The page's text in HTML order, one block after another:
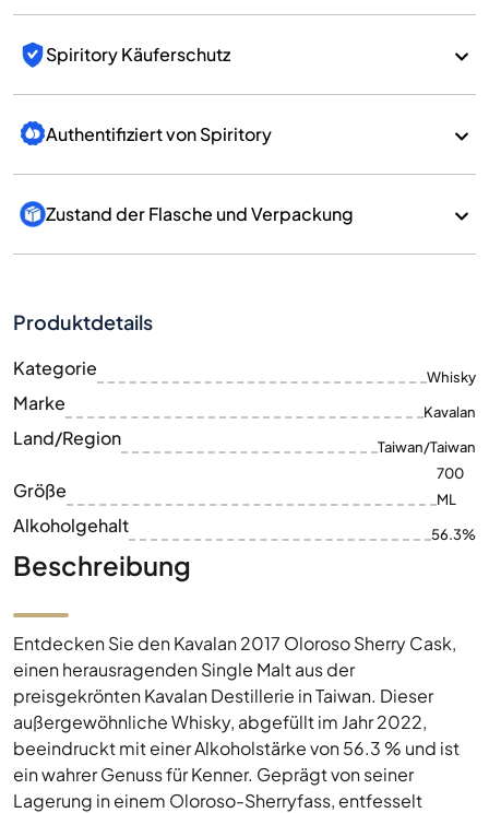
Spiritory Käuferschutz
Authentifiziert von Spiritory
Zustand der Flasche und Verpackung
Produktdetails
Kategorie Whisky
Marke Kavalan
Land/Region Taiwan/Taiwan
Größe
700
ML
Alkoholgehalt 56.3%
Beschreibung
Entdecken Sie den Kavalan 2017 Oloroso Sherry Cask,
einen herausragenden Single Malt aus der
preisgekrönten Kavalan Destillerie in Taiwan. Dieser
außergewöhnliche Whisky, abgefüllt im Jahr 2022,
beeindruckt mit einer Alkoholstärke von 56.3 % und ist
ein wahrer Genuss für Kenner. Geprägt von seiner
Lagerung in einem Oloroso-Sherryfass, entfesselt